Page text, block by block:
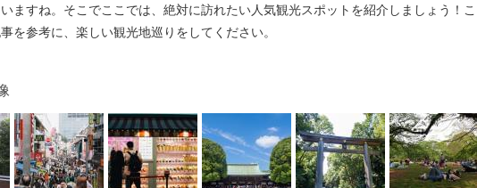
いますね。そこでここでは、絶対に訪れたい人気観光スポットを紹介しましょう！こ
を参考に、楽しい観光地巡りをしてください。